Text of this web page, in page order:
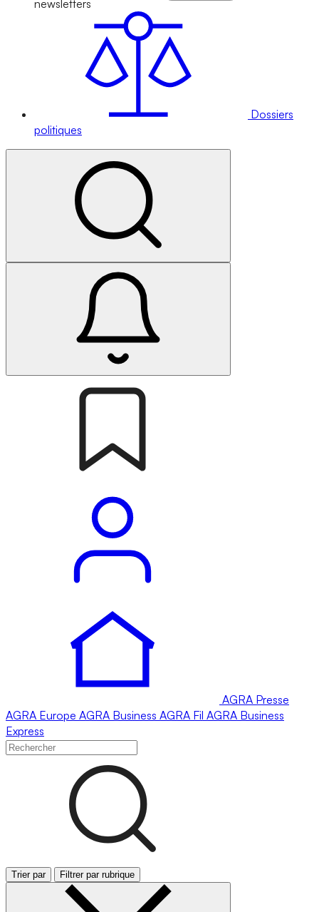
newsletters
Dossiers
politiques
AGRA Presse
AGRA Europe AGRA Business AGRA Fil AGRA Business
Express
Trier par Filtrer par rubrique